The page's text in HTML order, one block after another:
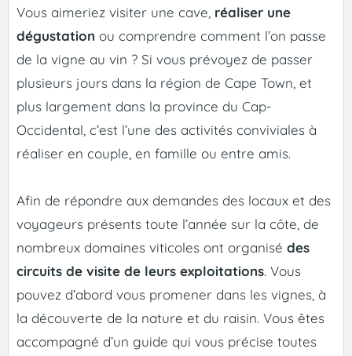
Vous aimeriez visiter une cave, réaliser une
dégustation ou comprendre comment l’on passe
de la vigne au vin ? Si vous prévoyez de passer
plusieurs jours dans la région de Cape Town, et
plus largement dans la province du Cap-
Occidental, c’est l’une des activités conviviales à
réaliser en couple, en famille ou entre amis.
Afin de répondre aux demandes des locaux et des
voyageurs présents toute l’année sur la côte, de
nombreux domaines viticoles ont organisé des
circuits de visite de leurs exploitations. Vous
pouvez d’abord vous promener dans les vignes, à
la découverte de la nature et du raisin. Vous êtes
accompagné d’un guide qui vous précise toutes